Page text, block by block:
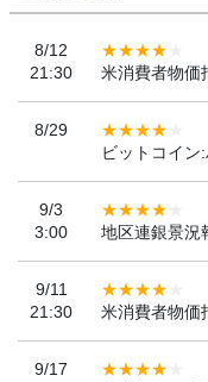
8/12
21:30
米消費者物価
8/29
ビットコイン
9/3
3:00
地区連銀景況
9/11
21:30
米消費者物価
9/17